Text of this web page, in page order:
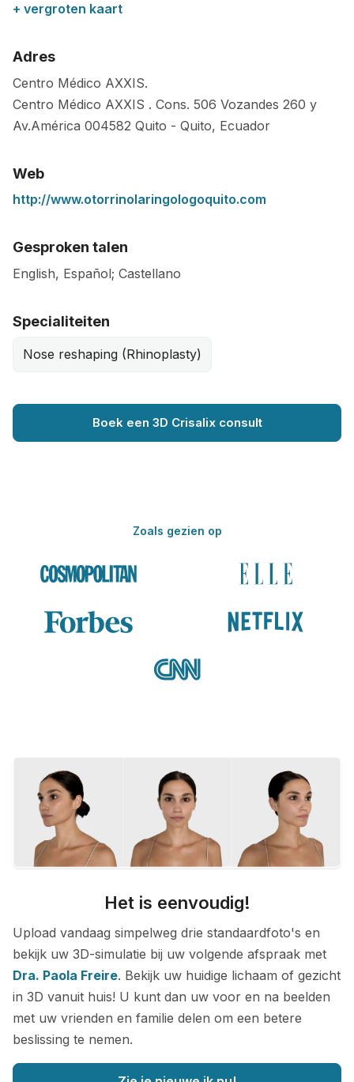
+ vergroten kaart
Adres
Centro Médico AXXIS.
Centro Médico AXXIS . Cons. 506 Vozandes 260 y
Av.América 004582 Quito - Quito, Ecuador
Web
http://www.otorrinolaringologoquito.com
Gesproken talen
English, Español; Castellano
Specialiteiten
Nose reshaping (Rhinoplasty)
Boek een 3D Crisalix consult
Zoals gezien op
Het is eenvoudig!
Upload vandaag simpelweg drie standaardfoto's en
bekijk uw 3D-simulatie bij uw volgende afspraak met
Dra. Paola Freire. Bekijk uw huidige lichaam of gezicht
in 3D vanuit huis! U kunt dan uw voor en na beelden
met uw vrienden en familie delen om een betere
beslissing te nemen.